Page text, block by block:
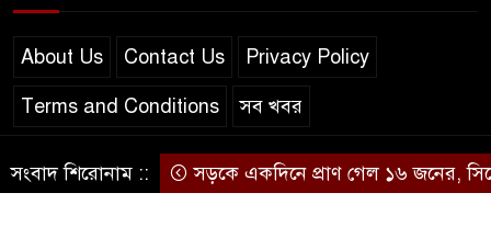
About Us Contact Us Privacy Policy
Terms and Conditions সব খবর
© স্বত্ব বাংলা-টাইমস ২০২০-২০২৪
সংবাদ শিরোনাম :: সড়কে একদিনে প্রাণ গেল ১৬ জনের,